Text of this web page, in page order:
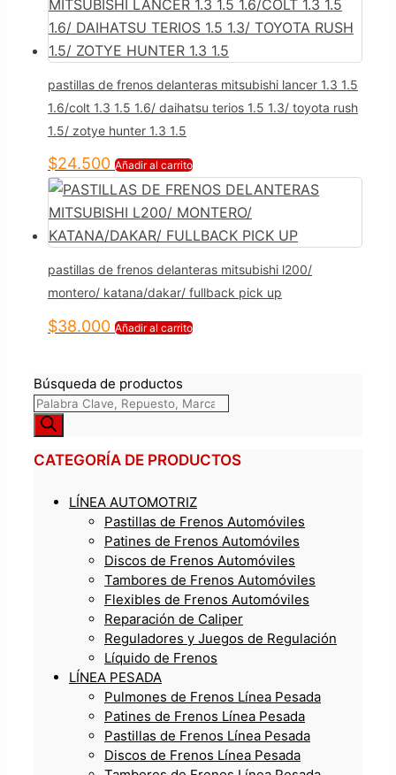
pastillas de frenos delanteras mitsubishi lancer 1.3 1.5
1.6/colt 1.3 1.5 1.6/ daihatsu terios 1.5 1.3/ toyota rush
1.5/ zotye hunter 1.3 1.5
$24.500 Añadir al carrito
pastillas de frenos delanteras mitsubishi l200/
montero/ katana/dakar/ fullback pick up
$38.000 Añadir al carrito
Búsqueda de productos
CATEGORÍA DE PRODUCTOS
LÍNEA AUTOMOTRIZ
Pastillas de Frenos Automóviles
Patines de Frenos Automóviles
Discos de Frenos Automóviles
Tambores de Frenos Automóviles
Flexibles de Frenos Automóviles
Reparación de Caliper
Reguladores y Juegos de Regulación
Líquido de Frenos
LÍNEA PESADA
Pulmones de Frenos Línea Pesada
Patines de Frenos Línea Pesada
Pastillas de Frenos Línea Pesada
Discos de Frenos Línea Pesada